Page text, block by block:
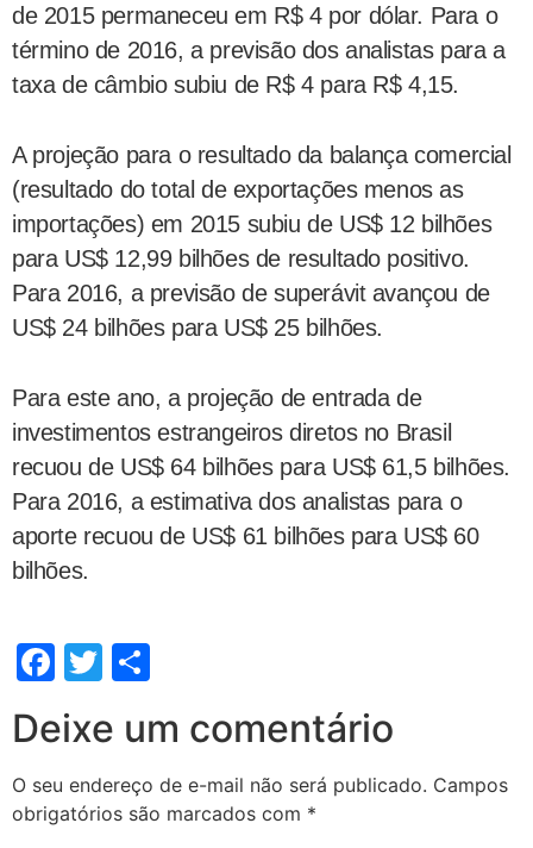
de 2015 permaneceu em R$ 4 por dólar. Para o
término de 2016, a previsão dos analistas para a
taxa de câmbio subiu de R$ 4 para R$ 4,15.
A projeção para o resultado da balança comercial
(resultado do total de exportações menos as
importações) em 2015 subiu de US$ 12 bilhões
para US$ 12,99 bilhões de resultado positivo.
Para 2016, a previsão de superávit avançou de
US$ 24 bilhões para US$ 25 bilhões.
Para este ano, a projeção de entrada de
investimentos estrangeiros diretos no Brasil
recuou de US$ 64 bilhões para US$ 61,5 bilhões.
Para 2016, a estimativa dos analistas para o
aporte recuou de US$ 61 bilhões para US$ 60
bilhões.
Facebook
Twitter
Deixe um comentário
O seu endereço de e-mail não será publicado. Campos
obrigatórios são marcados com *